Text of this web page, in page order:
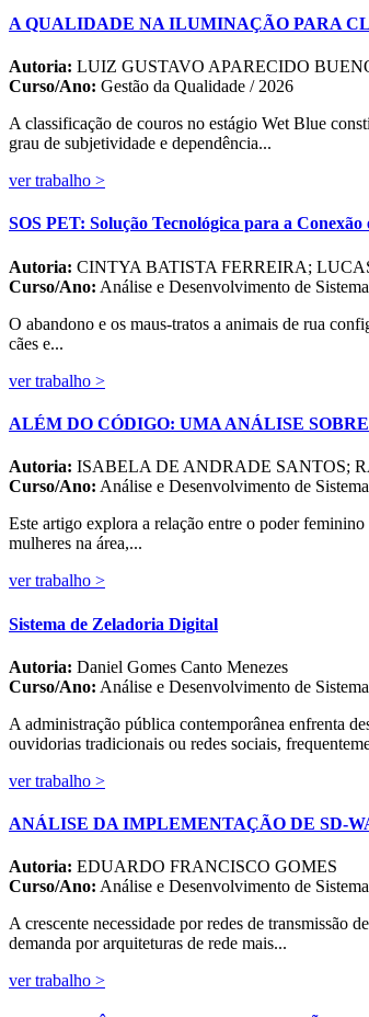
A QUALIDADE NA ILUMINAÇÃO PARA
Autoria: LUIZ GUSTAVO APARECIDO
Curso/Ano: Gestão da Qualidade / 2026
A classificação de couros no estágio Wet Blue
grau de subjetividade e dependência...
ver trabalho >
SOS PET: Solução Tecnológica para a
Autoria: CINTYA BATISTA FERREIRA;
Curso/Ano: Análise e Desenvolvimento de
O abandono e os maus-tratos a animais de rua
cães e...
ver trabalho >
ALÉM DO CÓDIGO: UMA ANÁLISE
Autoria: ISABELA DE ANDRADE SANTOS;
Curso/Ano: Análise e Desenvolvimento de
Este artigo explora a relação entre o poder
mulheres na área,...
ver trabalho >
Sistema de Zeladoria Digital
Autoria: Daniel Gomes Canto Menezes
Curso/Ano: Análise e Desenvolvimento de
A administração pública contemporânea enfrenta
ouvidorias tradicionais ou redes sociais,
ver trabalho >
ANÁLISE DA IMPLEMENTAÇÃO DE SD-
Autoria: EDUARDO FRANCISCO GOMES
Curso/Ano: Análise e Desenvolvimento de
A crescente necessidade por redes de transmissão
demanda por arquiteturas de rede mais...
ver trabalho >